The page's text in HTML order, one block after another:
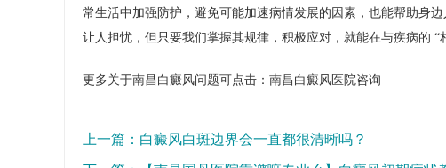
常生活中加强防护，避免可能加速病情发展的因素，也能帮助身
让人担忧，但只要我们掌握其规律，积极应对，就能在与疾病的 “
更多关于南昌白癜风问题可点击： 南昌白癜风医院咨询
上一篇： 白癜风白斑边界会一直都很清晰吗？